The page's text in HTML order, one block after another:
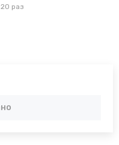
раз